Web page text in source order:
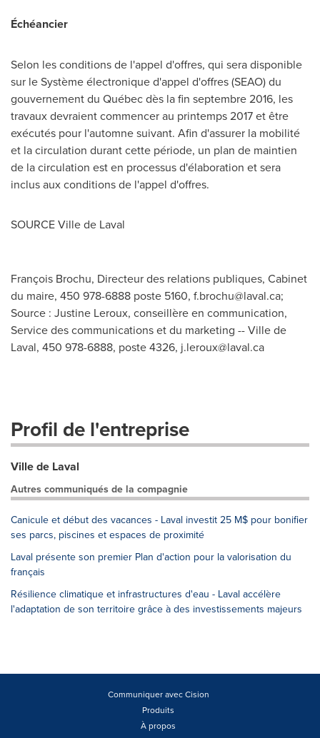
Échéancier
Selon les conditions de l'appel d'offres, qui sera disponible
sur le Système électronique d'appel d'offres (SEAO) du
gouvernement du Québec dès la fin septembre 2016, les
travaux devraient commencer au printemps2017 etêtre
exécutés pour l'automne suivant. Afin d'assurer la mobilité
et la circulation durant cette période, un plan de maintien
de la circulation est en processus d'élaboration et sera
inclus aux conditions de l'appel d'offres.
SOURCEVille de Laval
François Brochu, Directeur des relations publiques, Cabinet
du maire, 450 978-6888 poste 5160, f.brochu@laval.ca;
Source : Justine Leroux, conseillère en communication,
Service des communications et du marketing -- Ville de
Laval, 450 978-6888, poste 4326, j.leroux@laval.ca
Profil de l'entreprise
Ville de Laval
Autres communiqués de la compagnie
Canicule et début des vacances - Laval investit 25 M$ pour bonifier
ses parcs, piscines et espaces de proximité
Laval présente son premier Plan d'action pour la valorisation du
français
Résilience climatique et infrastructures d'eau - Laval accélère
l'adaptation de son territoire grâce à des investissements majeurs
Communiquer avec Cision
Produits
À propos